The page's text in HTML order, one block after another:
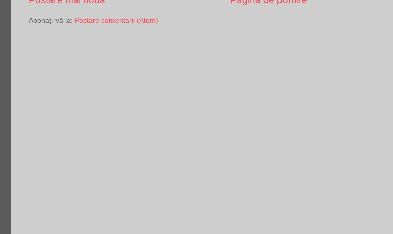
Abonați-vă la: Postare comentarii (Atom)